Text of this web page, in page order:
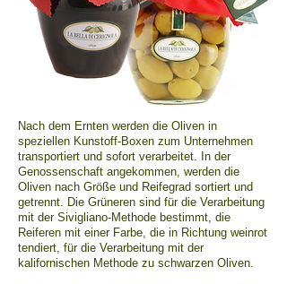
Nach dem Ernten werden die Oliven in
speziellen Kunstoff-Boxen zum Unternehmen
transportiert und sofort verarbeitet. In der
Genossenschaft angekommen, werden die
Oliven nach Größe und Reifegrad sortiert und
getrennt. Die Grüneren sind für die Verarbeitung
mit der Sivigliano-Methode bestimmt, die
Reiferen mit einer Farbe, die in Richtung weinrot
tendiert, für die Verarbeitung mit der
kalifornischen Methode zu schwarzen Oliven.